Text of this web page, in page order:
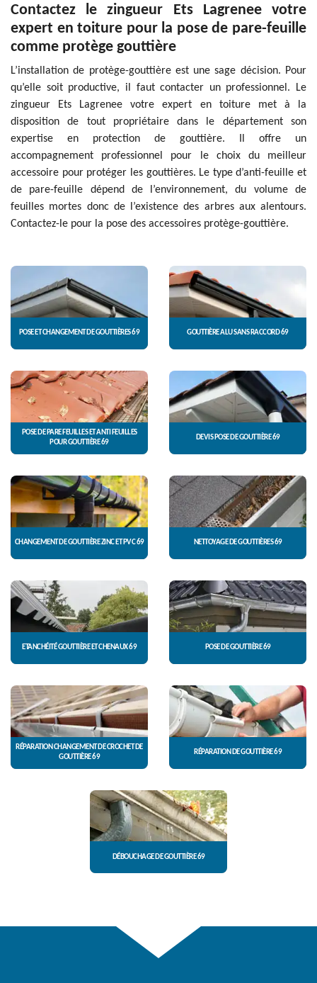
Contactez le zingueur Ets Lagrenee votre
expert en toiture pour la pose de pare-feuille
comme protège gouttière
L’installation de protège-gouttière est une sage décision. Pour
qu’elle soit productive, il faut contacter un professionnel. Le
zingueur Ets Lagrenee votre expert en toiture met à la
disposition de tout propriétaire dans le département son
expertise en protection de gouttière. Il offre un
accompagnement professionnel pour le choix du meilleur
accessoire pour protéger les gouttières. Le type d’anti-feuille et
de pare-feuille dépend de l’environnement, du volume de
feuilles mortes donc de l’existence des arbres aux alentours.
Contactez-le pour la pose des accessoires protège-gouttière.
POSE ET CHANGEMENT DE GOUTTIÈRES 69 GOUTTIÈRE ALU SANS RACCORD 69
POSE DE PARE FEUILLES ET ANTI FEUILLES
POUR GOUTTIÈRE 69
DEVIS POSE DE GOUTTIÈRE 69
CHANGEMENT DE GOUTTIÈRE ZINC ET PVC 69 NETTOYAGE DE GOUTTIÈRES 69
ETANCHÉITÉ GOUTTIÈRE ET CHENAUX 69 POSE DE GOUTTIÈRE 69
RÉPARATION CHANGEMENT DE CROCHET DE
GOUTTIÈRE 69
RÉPARATION DE GOUTTIÈRE 69
DÉBOUCHAGE DE GOUTTIÈRE 69